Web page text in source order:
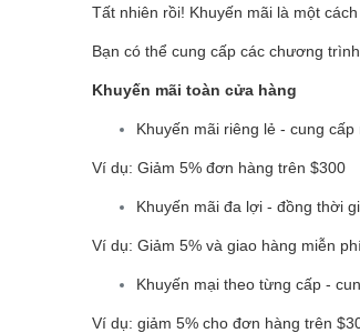
Tất nhiên rồi! Khuyến mãi là một
Bạn có thể cung cấp các chương
Khuyến mãi toàn cửa hàng
Khuyến mãi riêng lẻ - cung
Ví dụ: Giảm 5% đơn hàng trên $300
Khuyến mãi đa lợi - đồng thời
Ví dụ: Giảm 5% và giao hàng miễn
Khuyến mại theo từng cấp -
Ví dụ: giảm 5% cho đơn hàng trên